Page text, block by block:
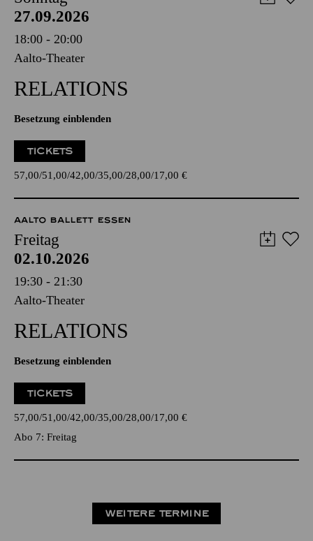
27.09.2026
18:00 - 20:00
Aalto-Theater
RELATIONS
Besetzung einblenden
TICKETS
57,00 51,00 42,00 35,00 28,00 17,00 €
AALTO BALLETT ESSEN
Freitag
02.10.2026
19:30 - 21:30
Aalto-Theater
RELATIONS
Besetzung einblenden
TICKETS
57,00 51,00 42,00 35,00 28,00 17,00 €
Abo 7: Freitag
WEITERE TERMINE